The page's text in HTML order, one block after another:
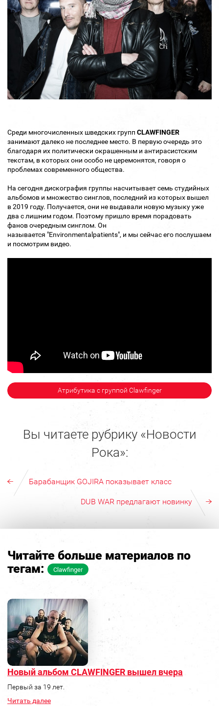
Среди многочисленных шведских групп CLAWFINGER
занимают далеко не последнее место. В первую очередь это
благодаря их политически окрашенным и антирасистским
текстам, в которых они особо не церемонятся, говоря о
проблемах современного общества.
На сегодня дискография группы насчитывает семь студийных
альбомов и множество синглов, последний из которых вышел
в 2019 году. Получается, они не выдавали новую музыку уже
два с лишним годом. Поэтому пришло время порадовать
фанов очередным синглом. Он
называется "Environmentalpatients", и мы сейчас его послушаем
и посмотрим видео.
Атрибутика с группой Clawfinger
Вы читаете рубрику «Новости
Рока»:
Барабанщик GOJIRA показывает класс
DUB WAR предлагают новинку
Читайте больше материалов по
тегам:
Clawfinger
Новый альбом CLAWFINGER вышел вчера
Первый за 19 лет.
Читать далее